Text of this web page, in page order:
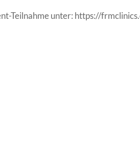
Teilnahme unter: https://